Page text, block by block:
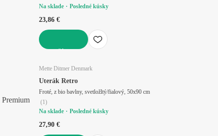
Na sklade Posledné kúsky
23,86 €
Premium
Mette Ditmer Denmark
Uterák Retro
Froté, z bio bavlny, svetložltý/fialový, 50x90 cm
(1)
Na sklade
Posledné kúsky
27,90 €